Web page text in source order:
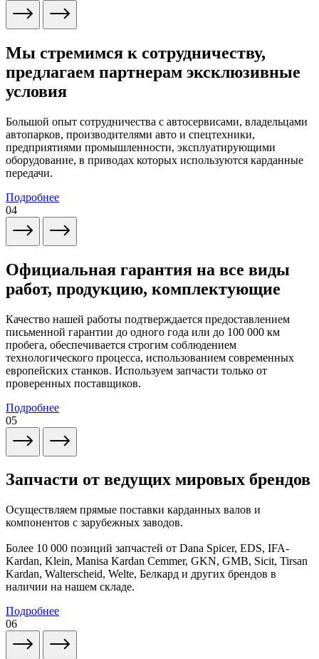
Мы стремимся к сотрудничеству,
предлагаем партнерам эксклюзивные
условия
Большой опыт сотрудничества с автосервисами, владельцами
автопарков, производителями авто и спецтехники,
предприятиями промышленности, эксплуатирующими
оборудование, в приводах которых используются карданные
передачи.
Подробнее
04
Официальная гарантия на все виды
работ, продукцию, комплектующие
Качество нашей работы подтверждается предоставлением
письменной гарантии до одного года или до 100 000 км
пробега, обеспечивается строгим соблюдением
технологического процесса, использованием современных
европейских станков. Используем запчасти только от
проверенных поставщиков.
Подробнее
05
Запчасти от ведущих мировых брендов
Осуществляем прямые поставки карданных валов и
компонентов с зарубежных заводов.
Более 10 000 позиций запчастей от Dana Spicer, EDS, IFA-
Kardan, Klein, Manisa Kardan Cemmer, GKN, GMB, Sicit, Tirsan
Kardan, Walterscheid, Welte, Белкард и других брендов в
наличии на нашем складе.
Подробнее
06